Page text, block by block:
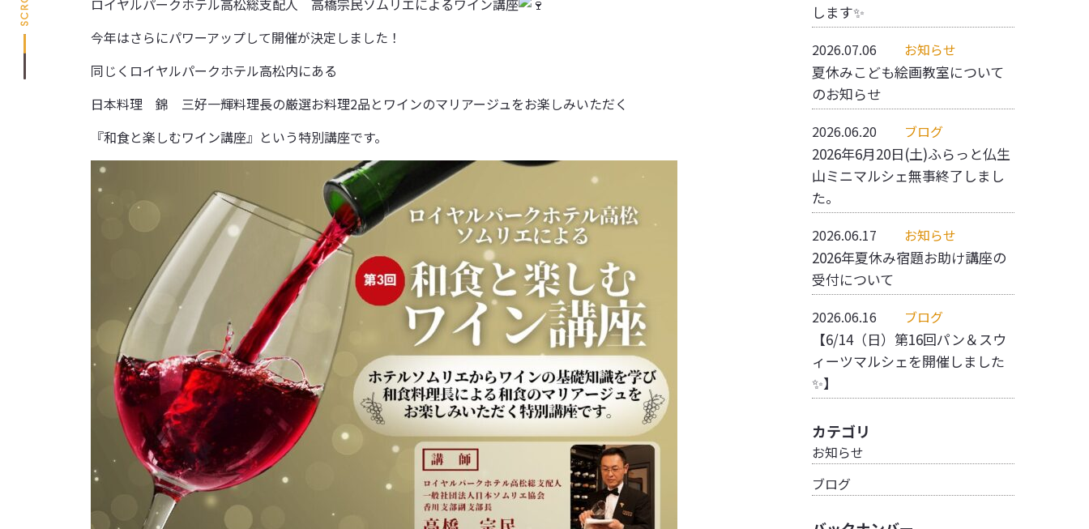
ロイヤルパークホテル高松総支配人 高橋宗民ソムリエによるワイン講座
今年はさらにパワーアップして開催が決定しました！
同じくロイヤルパークホテル高松内にある
日本料理 錦 三好一輝料理長の厳選お料理2品とワインのマリアージュをお楽しみいただく
『和食と楽しむワイン講座』という特別講座です。
します✨
2026.07.06 お知らせ
夏休みこども絵画教室について
のお知らせ
2026.06.20 ブログ
2026年6月20日(土)ふらっと仏生
山ミニマルシェ無事終了しまし
た。
2026.06.17 お知らせ
2026年夏休み宿題お助け講座の
受付について
2026.06.16 ブログ
【6/14（日）第16回パン＆スウ
ィーツマルシェを開催しました
✨】
カテゴリ
お知らせ
ブログ